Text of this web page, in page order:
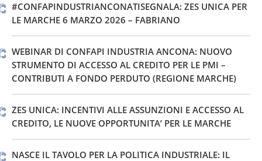
#CONFAPINDUSTRIANCONATISEGNALA: ZES UNICA PER
LE MARCHE 6 MARZO 2026 – FABRIANO
WEBINAR DI CONFAPI INDUSTRIA ANCONA: NUOVO
STRUMENTO DI ACCESSO AL CREDITO PER LE PMI –
CONTRIBUTI A FONDO PERDUTO (REGIONE MARCHE)
ZES UNICA: INCENTIVI ALLE ASSUNZIONI E ACCESSO AL
CREDITO, LE NUOVE OPPORTUNITA’ PER LE MARCHE
NASCE IL TAVOLO PER LA POLITICA INDUSTRIALE: IL